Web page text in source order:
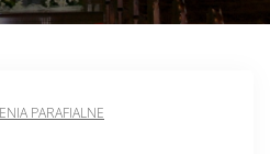
PARAFIALNE